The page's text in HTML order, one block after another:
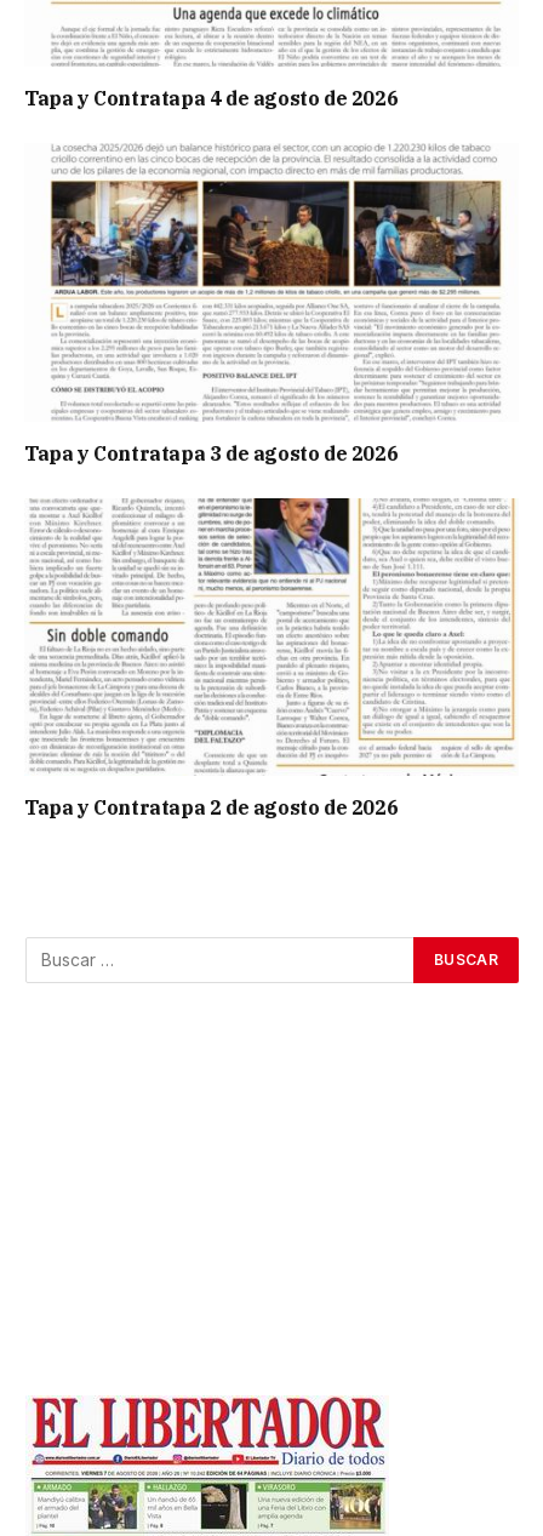
Tapa y Contratapa 4 de agosto de 2026
Tapa y Contratapa 3 de agosto de 2026
Tapa y Contratapa 2 de agosto de 2026